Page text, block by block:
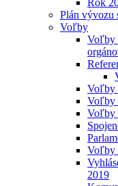
Rok
Plán vývozu
Voľby
Voľby
Voľby
Voľby
Voľby
Voľby
2019